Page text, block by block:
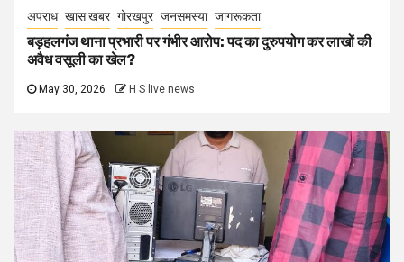
अपराध खास खबर गोरखपुर जनसमस्या जागरूकता
बड़हलगंज थाना प्रभारी पर गंभीर आरोप: पद का दुरुपयोग कर लाखों की
अवैध वसूली का खेल?
May 30, 2026 H S live news